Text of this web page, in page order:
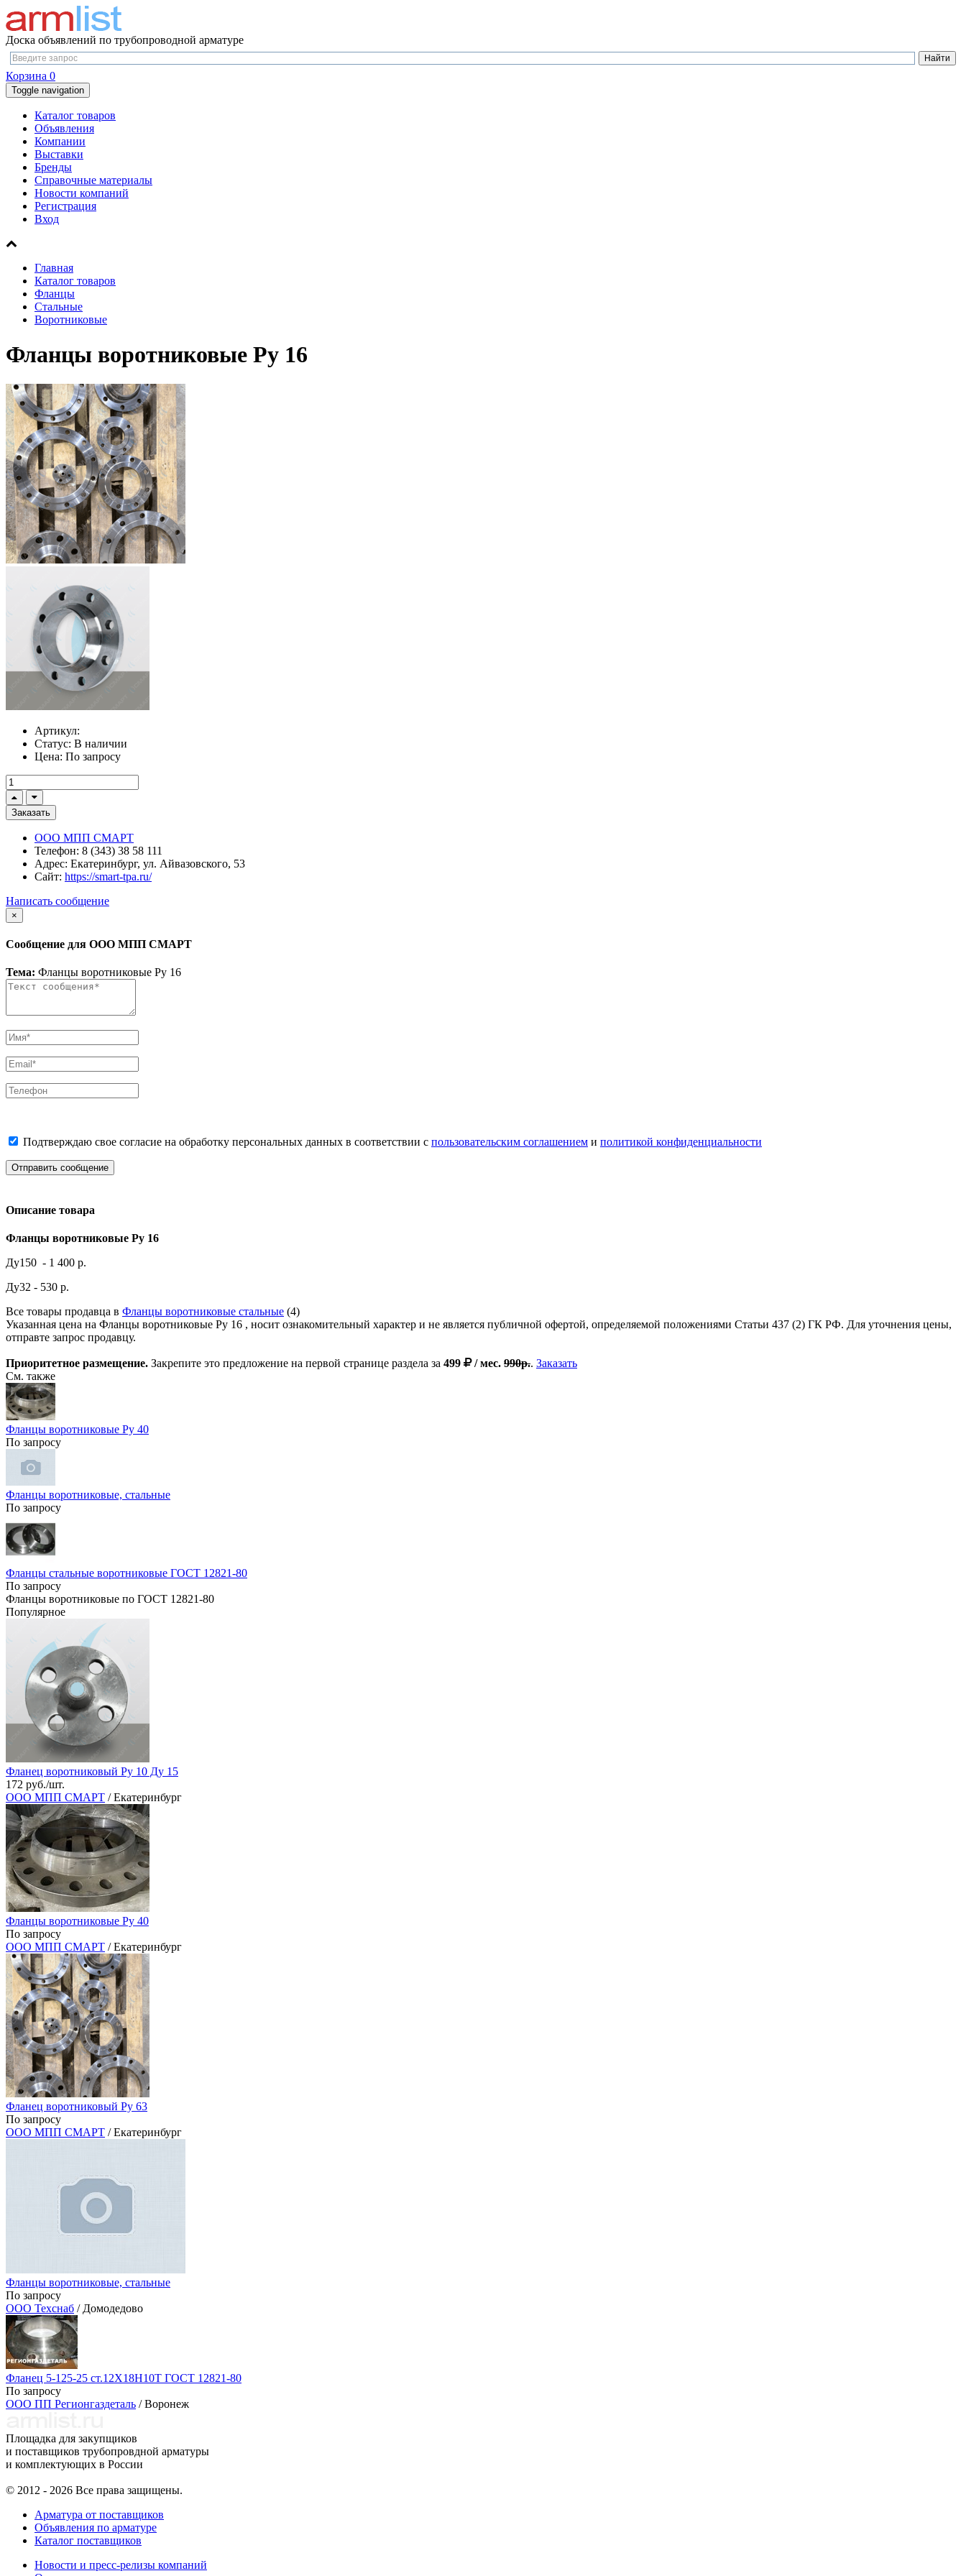
Доска объявлений по трубопроводной арматуре
Корзина 0
Toggle navigation
Каталог товаров
Объявления
Компании
Выставки
Бренды
Справочные материалы
Новости компаний
Регистрация
Вход
Главная
Каталог товаров
Фланцы
Стальные
Воротниковые
Фланцы воротниковые Ру 16
Артикул:
Статус: В наличии
Цена: По запросу
Заказать
ООО МПП СМАРТ
Телефон: 8 (343) 38 58 111
Адрес: Екатеринбург, ул. Айвазовского, 53
Сайт: https://smart-tpa.ru/
Написать сообщение
×
Сообщение для ООО МПП СМАРТ
Тема: Фланцы воротниковые Ру 16
Подтверждаю свое согласие на обработку персональных данных в соответствии с пользовательским соглашением и политикой конфиденциальности
Отправить сообщение
Описание товара
Фланцы воротниковые Ру 16
Ду150 - 1 400 р.
Ду32 - 530 р.
Все товары продавца в Фланцы воротниковые стальные (4)
Указанная цена на Фланцы воротниковые Ру 16 , носит ознакомительный характер и не является публичной офертой, определяемой положениями Статьи 437 (2) ГК РФ. Для уточнения цены,
отправте запрос продавцу.
Приоритетное размещение. Закрепите это предложение на первой странице раздела за 499 / мес. 990р.. Заказать
См. также
Фланцы воротниковые Ру 40
По запросу
Фланцы воротниковые, стальные
По запросу
Фланцы стальные воротниковые ГОСТ 12821-80
По запросу
Фланцы воротниковые по ГОСТ 12821-80
Популярное
Фланец воротниковый Ру 10 Ду 15
172 руб./шт.
ООО МПП СМАРТ / Екатеринбург
Фланцы воротниковые Ру 40
По запросу
ООО МПП СМАРТ / Екатеринбург
Фланец воротниковый Ру 63
По запросу
ООО МПП СМАРТ / Екатеринбург
Фланцы воротниковые, стальные
По запросу
ООО Техснаб / Домодедово
Фланец 5-125-25 ст.12Х18Н10Т ГОСТ 12821-80
По запросу
ООО ПП Регионгаздеталь / Воронеж
Площадка для закупщиков
и поставщиков трубопровдной арматуры
и комплектующих в России
© 2012 - 2026 Все права защищены.
Арматура от поставщиков
Объявления по арматуре
Каталог поставщиков
Новости и пресс-релизы компаний